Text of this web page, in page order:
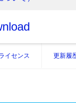
イセンス 更新履